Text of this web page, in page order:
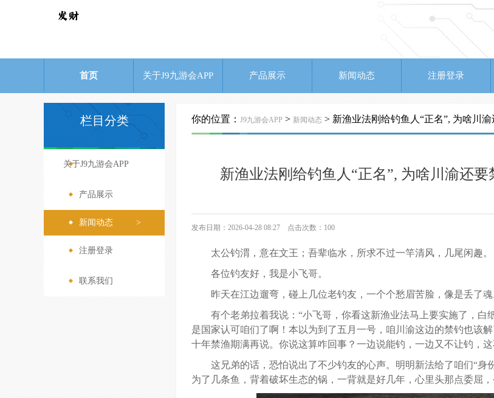
首页 关于J9九游会APP 产品展示 新闻动态 注册登录
栏目分类
关于J9九游会APP
产品展示
新闻动态 >
注册登录
联系我们
你的位置： J9九游会APP > 新闻动态 > 新渔业法刚给钓鱼人“正名”, 为啥川
新渔业法刚给钓鱼人“正名”, 为啥川渝还
发布日期：2026-04-28 08:27 点击次数：100
太公钓渭，意在文王；吾辈临水，所求不过一竿清风，几尾闲趣。
各位钓友好，我是小飞哥。
昨天在江边遛弯，碰上几位老钓友，一个个愁眉苦脸，像是丢了
有个老弟拉着我说：“小飞哥，你看这新渔业法马上要实施了，
是国家认可咱们了啊！本以为到了五月一号，咱川渝这边的禁钓也该
十年禁渔期满再说。你说这算咋回事？一边说能钓，一边又不让钓，
这兄弟的话，恐怕说出了不少钓友的心声。明明新法给了咱们“
为了几条鱼，背着破坏生态的锅，一背就是好几年，心里头那点委屈，